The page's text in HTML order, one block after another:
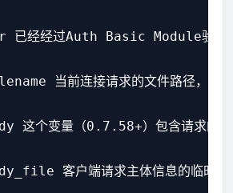
已经经过Auth Basic Module验证
当前连接请求的文件路径，由
这个变量（0.7.58+）包含请求的
客户端请求主体信息的临时文